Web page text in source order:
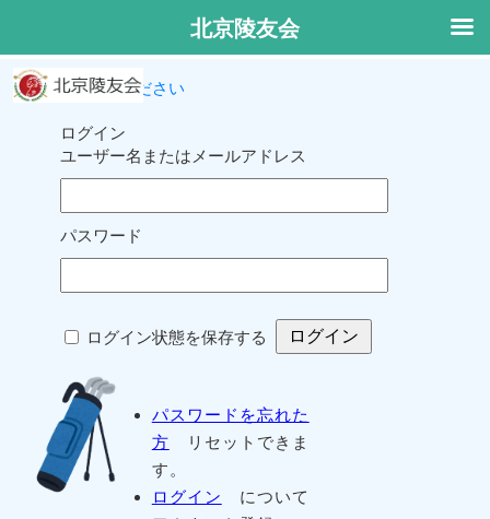
ログインしてください
ログイン
ユーザー名またはメールアドレス
パスワード
ログイン状態を保存する
パスワードを忘れた
方 リセットできま
す。
ログイン
について
北京陵友会